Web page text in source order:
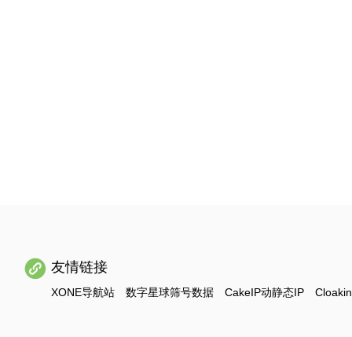
友情链接
XONE导航站 数字星球筛号数据 CakeIP动静态IP